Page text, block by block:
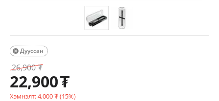
Дууссан

26,900₮
22,900₮
Хэмнэлт:4,000₮(15%)